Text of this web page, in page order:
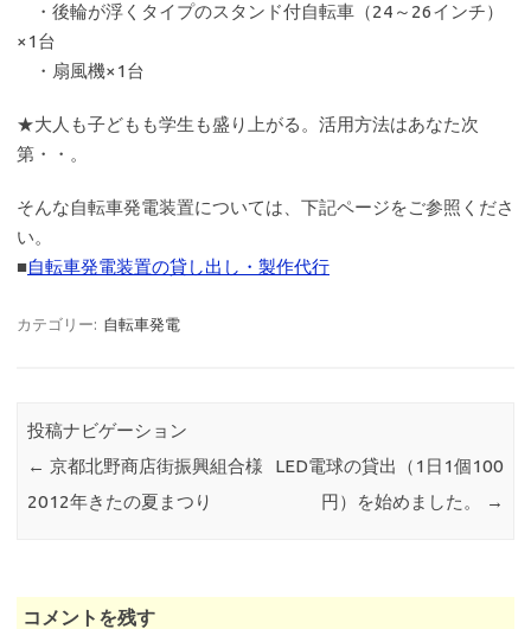
・後輪が浮くタイプのスタンド付自転車（24～26インチ）
×1台
・扇風機×1台
★大人も子どもも学生も盛り上がる。活用方法はあなた次
第・・。
そんな自転車発電装置については、下記ページをご参照くださ
い。
■自転車発電装置の貸し出し・製作代行
カテゴリー: 自転車発電
投稿ナビゲーション
← 京都北野商店街振興組合様
2012年きたの夏まつり
LED電球の貸出（1日1個100
円）を始めました。
→
コメントを残す